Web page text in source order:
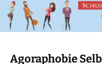
Agoraphobie